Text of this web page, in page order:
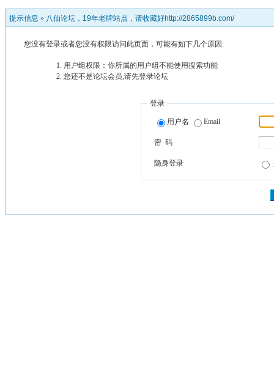
提示信息 » 八仙论坛，19年老牌站点，请收藏好http://2865899b.com/
您没有登录或者您没有权限访问此页面，可能有如下几个原因:
用户组权限：你所属的用户组不能使用搜索功能
您还不是论坛会员,请先登录论坛
登录
用户名 Email
密 码
隐身登录